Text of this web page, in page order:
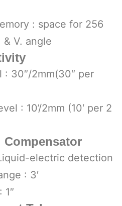
: space for 256
& V. angle
: 30″/2mm(30″ per
: 10’/2mm (10′ per 2
Compensator
electric detection
: 3′
1″